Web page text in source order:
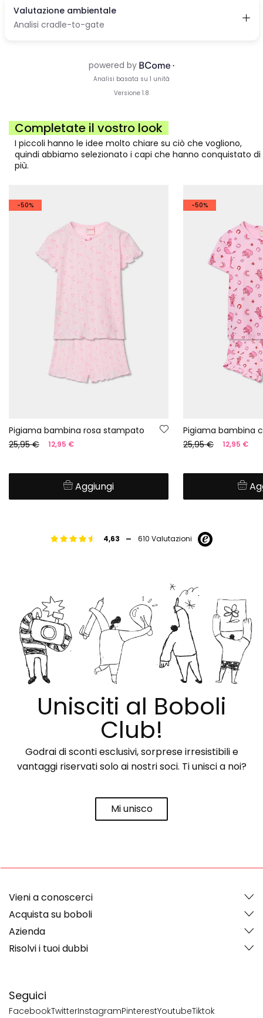
Completate il vostro look
I piccoli hanno le idee molto chiare su ciò che vogliono,
quindi abbiamo selezionato i capi che hanno conquistato di
più.
-50%
Pigiama bambina rosa stampato
25,95 €
12,95 €
Aggiungi
-50%
25,95 € 12,95 €
4,63 - 610 Valutazioni
Unisciti al Boboli
Club!
Godrai di sconti esclusivi, sorprese irresistibili e
vantaggi riservati solo ai nostri soci. Ti unisci a noi?
Mi unisco
Seguici
FacebookTwitterInstagramPinterestYoutubeTiktok
Vieni a conoscerci
Acquista su boboli
Azienda
Risolvi i tuoi dubbi